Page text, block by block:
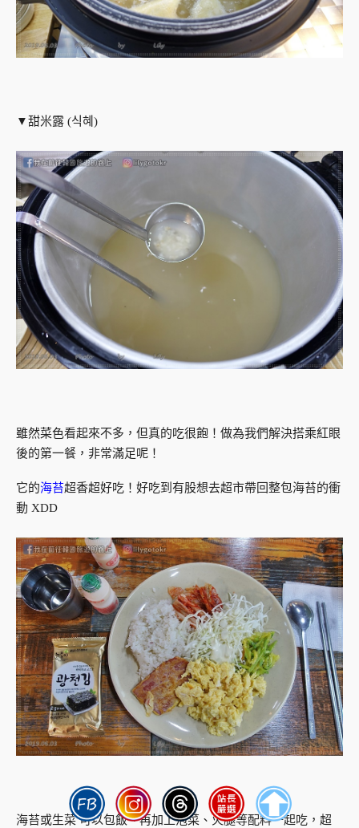
▼甜米露 (식혜)
雖然菜色看起來不多，但真的吃很飽！做為我們解決搭乘紅眼
後的第一餐，非常滿足呢！
它的海苔超香超好吃！好吃到有股想去超市帶回整包海苔的衝
動 XDD
海苔或生菜 可以包飯、再加上泡菜、火腿等配料一起吃，超